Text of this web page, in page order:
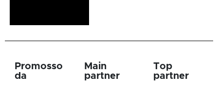
Promosso
da
Main
partner
Top
partner